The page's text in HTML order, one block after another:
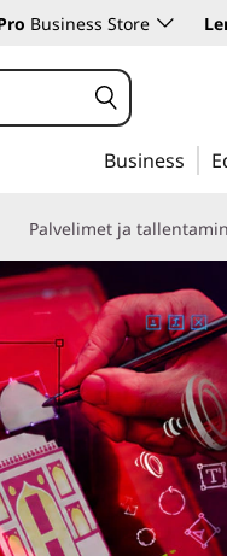
Business Store
Business
Palvelimet ja